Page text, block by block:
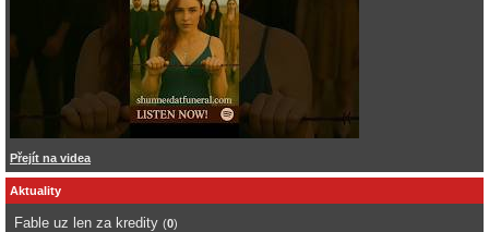
Přejít na videa
Aktuality
Fable uz len za kredity (0)